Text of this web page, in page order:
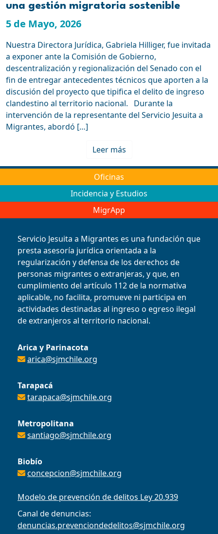
una gestión migratoria sostenible
5 de Mayo, 2026
Nuestra Directora Jurídica, Gabriela Hilliger, fue invitada
a exponer ante la Comisión de Gobierno,
descentralización y regionalización del Senado con el
fin de entregar antecedentes técnicos que aporten a la
discusión del proyecto que tipifica el delito de ingreso
clandestino al territorio nacional. Durante la
intervención de la representante del Servicio Jesuita a
Migrantes, abordó […]
Leer más
Oficinas
Incidencia y Estudios
MigrApp
Servicio Jesuita a Migrantes es una fundación que
presta asesoría jurídica orientada a la
regularización y defensa de los derechos de
personas migrantes o extranjeras, y que, en
cumplimiento del artículo 112 de la normativa
aplicable, no facilita, promueve ni participa en
actividades destinadas al ingreso o egreso ilegal
de extranjeros al territorio nacional.
Arica y Parinacota
arica@sjmchile.org
Tarapacá
tarapaca@sjmchile.org
Metropolitana
santiago@sjmchile.org
Biobío
concepcion@sjmchile.org
Modelo de prevención de delitos Ley 20.939
Canal de denuncias:
denuncias.prevenciondedelitos@sjmchile.org